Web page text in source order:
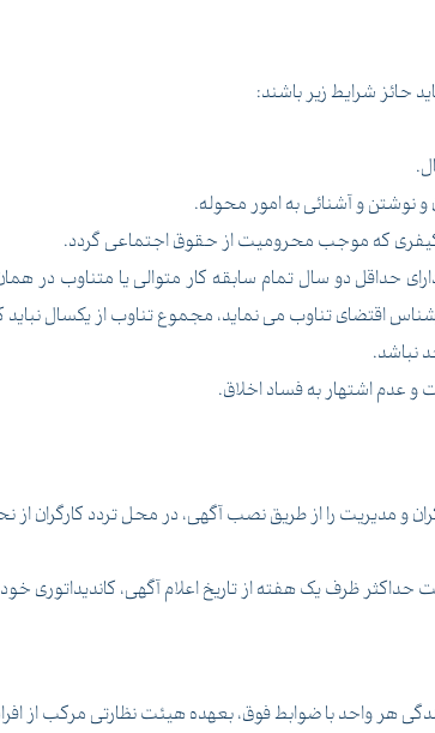
حائز شرایط زیر باشند:
نوشتن و آشنائی به امور محوله.
که موجب محرومیت از حقوق اجتماعی گردد.
حداقل دو سال تمام سابقه کار متوالی یا متناوب در
اقتضای تناوب می نماید، مجموع تناوب از یکسال نباید
نباشد.
و عدم اشتهار به فساد اخلاق.
و مدیریت را از طریق نصب آگهی، در محل تردد کارگران
حداکثر ظرف یک هفته از تاریخ اعلام آگهی، کاندیداتوری
هر واحد با ضوابط فوق، بعهده هیئت نظارتی مرکب از